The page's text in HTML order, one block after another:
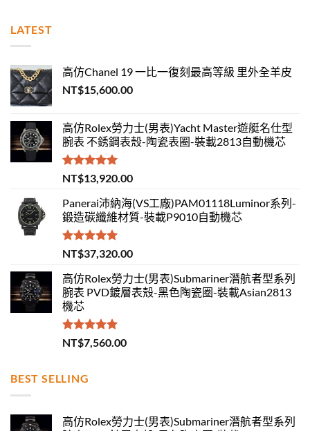
LATEST
高仿Chanel 19 一比一復刻最高等級 里外全羊皮
NT$15,600.00
高仿Rolex勞力士(男表)Yacht Master遊艇名仕型
腕表 不銹鋼表殼-陶瓷表圈-裝載2813自動機芯
評分5.00
滿分 5
NT$13,920.00
Panerai沛納海(VS工廠)PAM01118Luminor系列-
鍛造碳纖維材質-裝載P9010自動機芯
評分5.00
滿分 5
NT$37,320.00
高仿Rolex勞力士(男表)Submariner潛航者型系列
腕表 PVD鍍層表殼-黑色陶瓷圈-裝載Asian2813
機芯
評分 5.00
滿分 5
NT$7,560.00
BEST SELLING
高仿Rolex勞力士(男表)Submariner潛航者型系列